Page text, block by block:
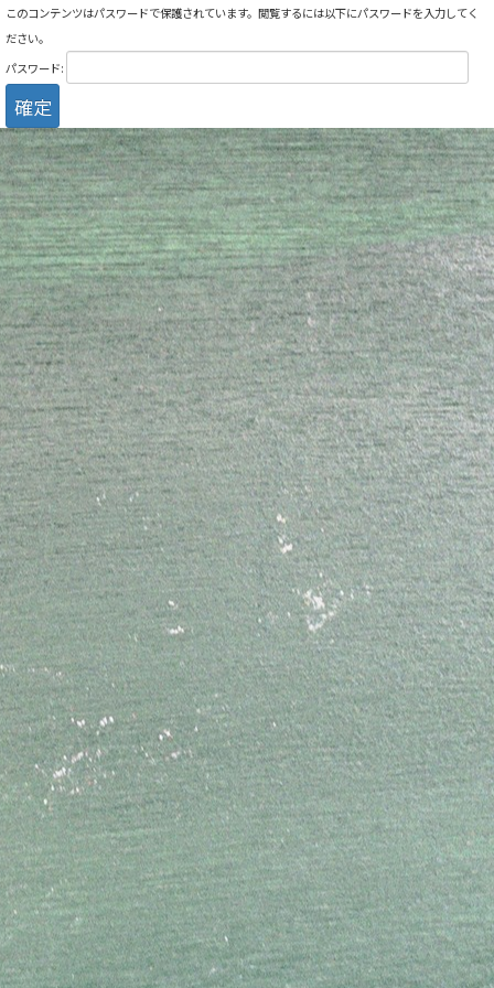
このコンテンツはパスワードで保護されています。閲覧するには以下にパスワードを入力してく
ださい。
パスワード: